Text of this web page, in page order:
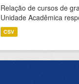
Relação de cursos de
Unidade Acadêmica
CSV